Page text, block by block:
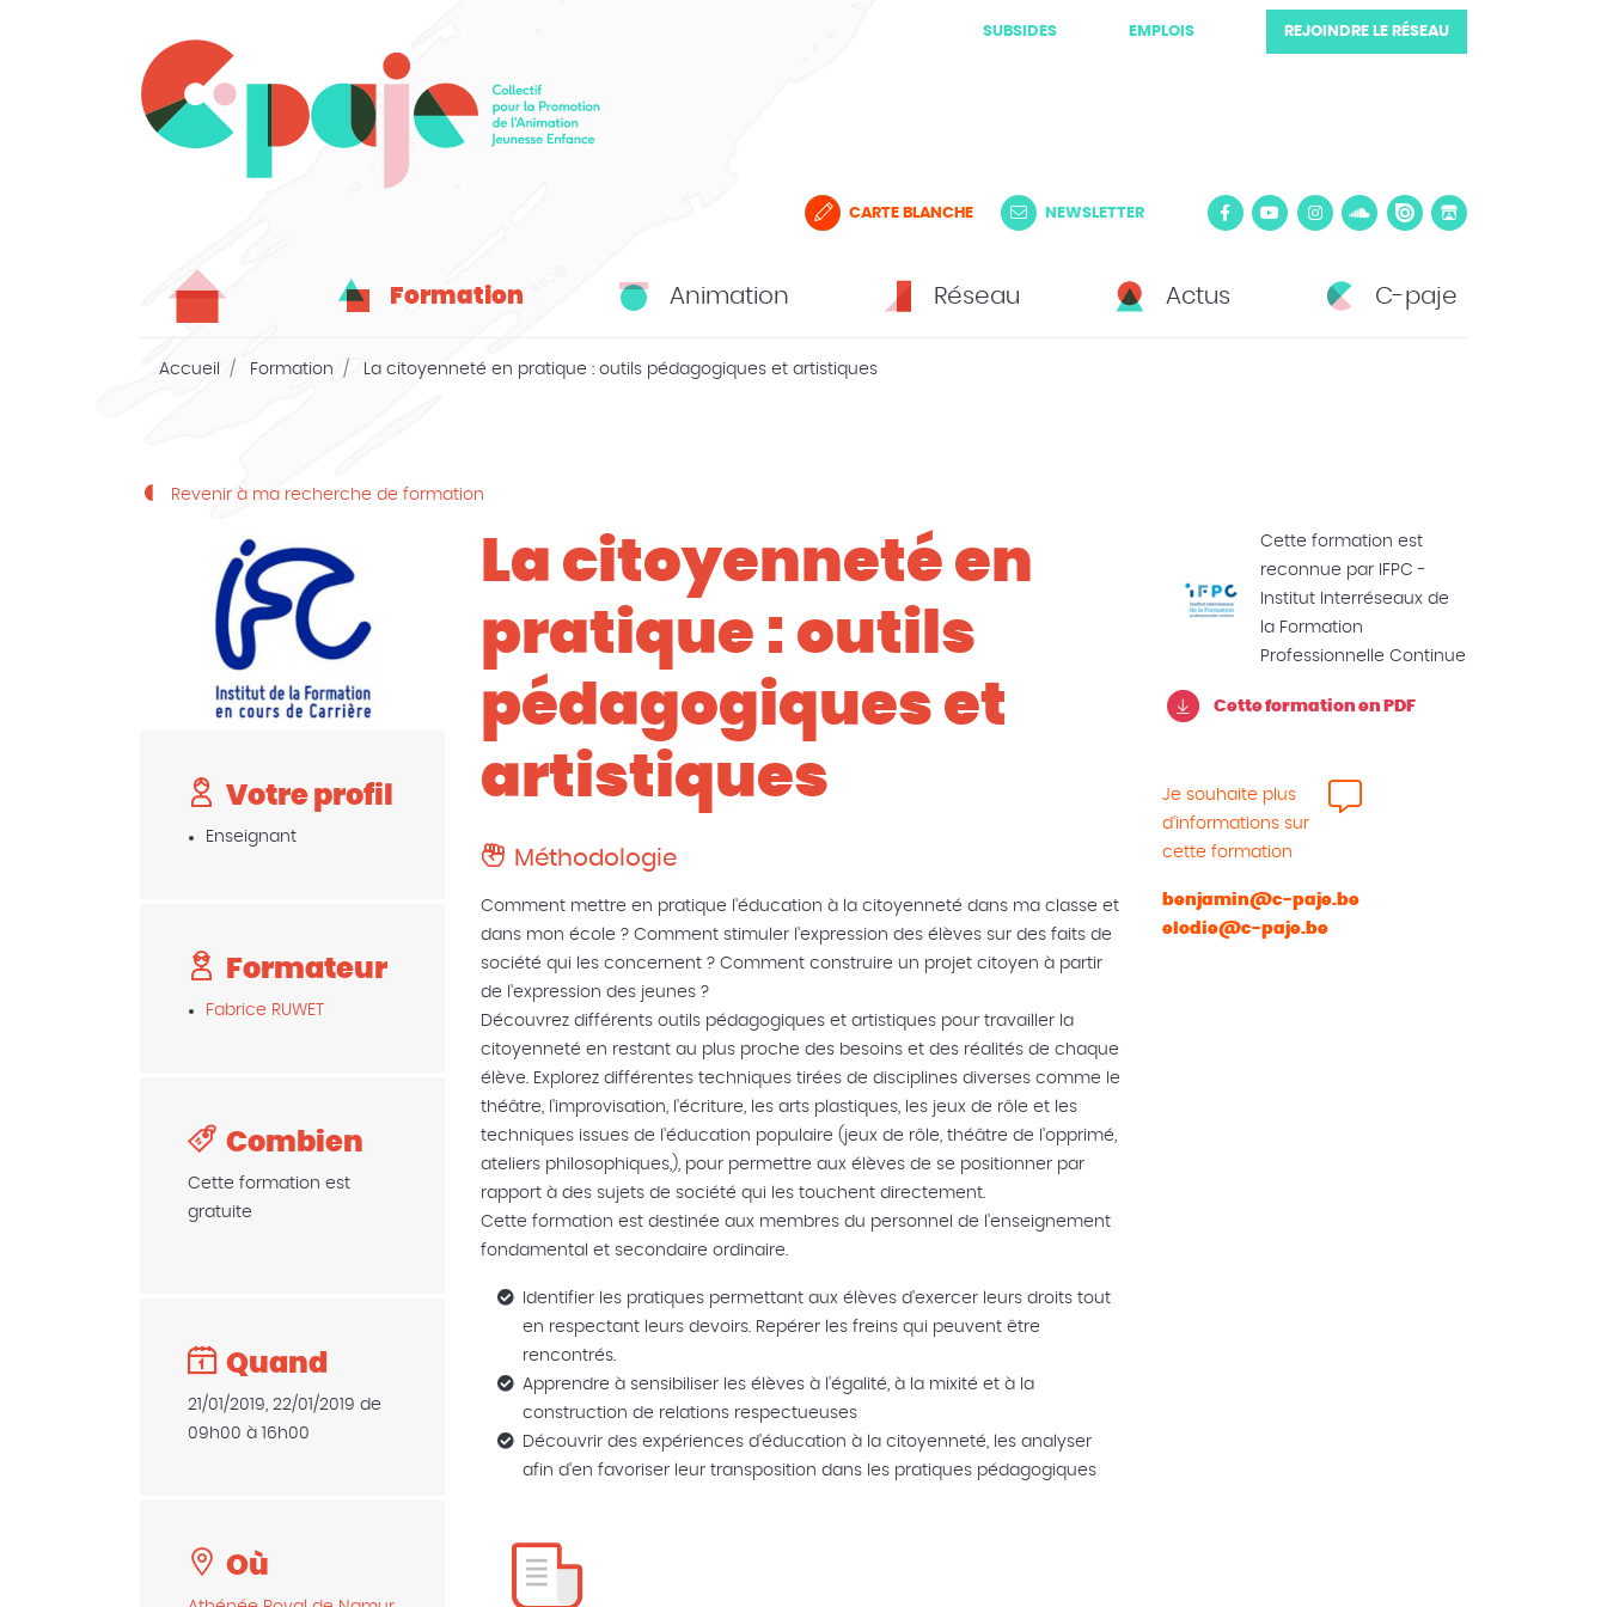
SUBSIDES EMPLOIS REJOINDRE LE RÉSEAU
CARTE BLANCHE NEWSLETTER
Formation Animation Réseau Actus C-paje
Accueil Formation La citoyenneté en pratique : outils pédagogiques et artistiques
Revenir à ma recherche de formation
Votre profil
Enseignant
Formateur
Fabrice RUWET
Combien
Cette formation est
gratuite
Quand
21/01/2019, 22/01/2019 de
09h00 à 16h00
Où
La citoyenneté en
pratique : outils
pédagogiques et
artistiques
Méthodologie
Comment mettre en pratique l'éducation à la citoyenneté dans ma classe et
dans mon école ? Comment stimuler l'expression des élèves sur des faits de
société qui les concernent ? Comment construire un projet citoyen à partir
de l'expression des jeunes ?
Découvrez différents outils pédagogiques et artistiques pour travailler la
citoyenneté en restant au plus proche des besoins et des réalités de chaque
élève. Explorez différentes techniques tirées de disciplines diverses comme le
théâtre, l'improvisation, l'écriture, les arts plastiques, les jeux de rôle et les
techniques issues de l'éducation populaire (jeux de rôle, théâtre de l'opprimé,
ateliers philosophiques,), pour permettre aux élèves de se positionner par
rapport à des sujets de société qui les touchent directement.
Cette formation est destinée aux membres du personnel de l'enseignement
fondamental et secondaire ordinaire.
Identifier les pratiques permettant aux élèves d'exercer leurs droits tout
en respectant leurs devoirs. Repérer les freins qui peuvent être
rencontrés.
Apprendre à sensibiliser les élèves à l'égalité, à la mixité et à la
construction de relations respectueuses
Découvrir des expériences d'éducation à la citoyenneté, les analyser
afin d'en favoriser leur transposition dans les pratiques pédagogiques
Cette formation est
reconnue par IFPC -
Institut Interréseaux de
la Formation
Professionnelle Continue
Cette formation en PDF
Je souhaite plus
d'informations sur
cette formation
benjamin@c-paje.be
elodie@c-paje.be